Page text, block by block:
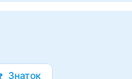
Знаток